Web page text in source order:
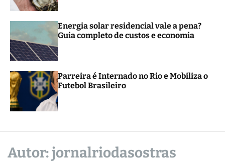
e
Energia solar residencial vale a pena?
Guia completo de custos e economia
Parreira é Internado no Rio e Mobiliza o
Futebol Brasileiro
Autor:jornalriodasostras